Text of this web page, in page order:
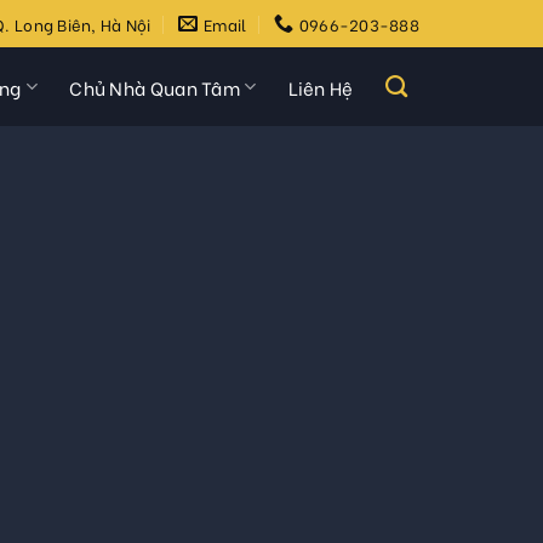
Long Biên, Hà Nội Email 0966-203-888
Chủ Nhà Quan Tâm Liên Hệ